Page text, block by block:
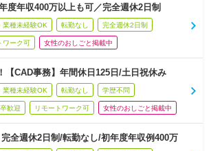
度年収400万以上も可／完全週休2日制
業種未経験OK 転勤なし 完全週休2日制
ワーク可 女性のおしごと掲載中
CAD事務】年間休日125日/土日祝休み
業種未経験OK 転勤なし 学歴不問
歓迎 リモートワーク可 女性のおしごと掲載中
全週休2日制/転勤なし/初年度年収例400万